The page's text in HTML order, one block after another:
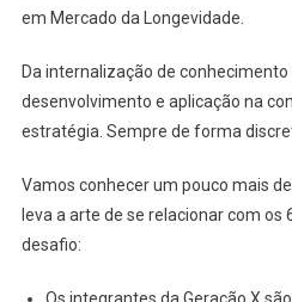
em Mercado da Longevidade.
Da internalização de
desenvolvimento e aplicação na
estratégia. Sempre de forma
Vamos conhecer um pouco mais
leva a arte de se relacionar com os
desafio: